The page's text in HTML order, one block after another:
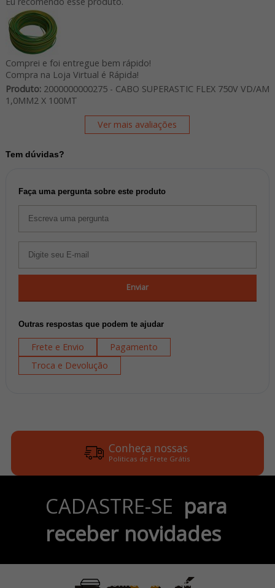
Comprei e foi entregue bem rápido!
Compra na Loja Virtual é Rápida!
Produto:2000000000275 - CABO SUPERASTIC FLEX 750V VD/AM
1,0MM2 X 100MT
Ver mais avaliações
Tem dúvidas?
Faça uma pergunta sobre este produto
Enviar
Outras respostas que podem te ajudar
Frete e Envio
Pagamento
Troca e Devolução
Conheça nossas
Politicas de Frete Grátis
no Cartão de Crédito
Pix e Boleto
Conheça também
CADASTRE-SE para
receber novidades